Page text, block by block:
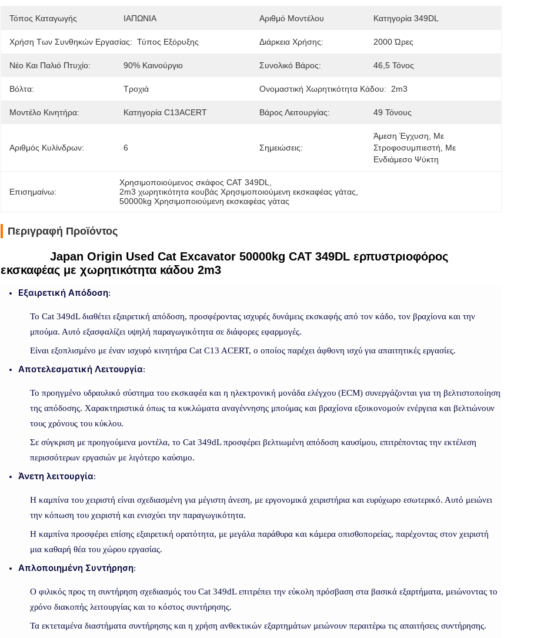
Τόπος Καταγωγής ΙΑΠΩΝΙΑ Αριθμό Μοντέλου Κατηγορία 349DL
Χρήση Των Συνθηκών Εργασίας: Τύπος Εξόρυξης Διάρκεια Χρήσης: 2000 Ώρες
Νέο Και Παλιό Πτυχίο: 90% Καινούργιο Συνολικό Βάρος: 46,5 Τόνος
Βόλτα: Τροχιά Ονομαστική Χωρητικότητα Κάδου: 2m3
Μοντέλο Κινητήρα: Κατηγορία C13ACERT Βάρος Λειτουργίας: 49 Τόνους
Αριθμός Κυλίνδρων: 6 Σημειώσεις:
Άμεση Έγχυση, Με
Στροφοσυμπιεστή, Με
Ενδιάμεσο Ψύκτη
Επισημαίνω:
Χρησιμοποιούμενος σκάφος CAT 349DL
2m3 χωρητικότητα κουβάς Χρησιμοποιούμενη εκσκαφέας γάτας
50000kg Χρησιμοποιούμενη εκσκαφέας γάτας
Περιγραφή Προϊόντος
Japan Origin Used Cat Excavator 50000kg CAT 349DL ερπυστριοφόρος
εκσκαφέας με χωρητικότητα κάδου 2m3
Εξαιρετική Απόδοση:
Το Cat 349dL διαθέτει εξαιρετική απόδοση, προσφέροντας ισχυρές δυνάμεις εκσκαφής από τον κάδο, τον βραχίονα και την
μπούμα. Αυτό εξασφαλίζει υψηλή παραγωγικότητα σε διάφορες εφαρμογές.
Είναι εξοπλισμένο με έναν ισχυρό κινητήρα Cat C13 ACERT, ο οποίος παρέχει άφθονη ισχύ για απαιτητικές εργασίες.
Αποτελεσματική Λειτουργία:
Το προηγμένο υδραυλικό σύστημα του εκσκαφέα και η ηλεκτρονική μονάδα ελέγχου (ECM) συνεργάζονται για τη βελτιστοποίηση
της απόδοσης. Χαρακτηριστικά όπως τα κυκλώματα αναγέννησης μπούμας και βραχίονα εξοικονομούν ενέργεια και βελτιώνουν
τους χρόνους του κύκλου.
Σε σύγκριση με προηγούμενα μοντέλα, το Cat 349dL προσφέρει βελτιωμένη απόδοση καυσίμου, επιτρέποντας την εκτέλεση
περισσότερων εργασιών με λιγότερο καύσιμο.
Άνετη λειτουργία:
Η καμπίνα του χειριστή είναι σχεδιασμένη για μέγιστη άνεση, με εργονομικά χειριστήρια και ευρύχωρο εσωτερικό. Αυτό μειώνει
την κόπωση του χειριστή και ενισχύει την παραγωγικότητα.
Η καμπίνα προσφέρει επίσης εξαιρετική ορατότητα, με μεγάλα παράθυρα και κάμερα οπισθοπορείας, παρέχοντας στον χειριστή
μια καθαρή θέα του χώρου εργασίας.
Απλοποιημένη Συντήρηση:
Ο φιλικός προς τη συντήρηση σχεδιασμός του Cat 349dL επιτρέπει την εύκολη πρόσβαση στα βασικά εξαρτήματα, μειώνοντας το
χρόνο διακοπής λειτουργίας και το κόστος συντήρησης.
Τα εκτεταμένα διαστήματα συντήρησης και η χρήση ανθεκτικών εξαρτημάτων μειώνουν περαιτέρω τις απαιτήσεις συντήρησης.